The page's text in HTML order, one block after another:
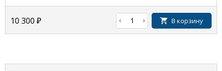
10 300 ₽ В корзину